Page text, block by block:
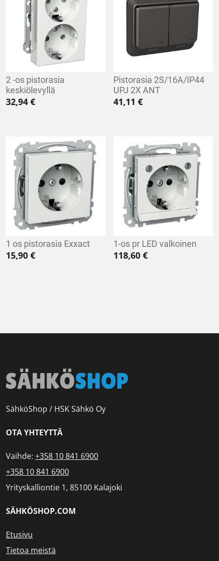
2 -os pistorasia
keskiölevyllä
32,94 €
Pistorasia 2S/16A/IP44
UPJ 2X ANT
41,11€
1 os pistorasia Exxact
15,90 €
1-os pr LED valkoinen
118,60€
SähköShop / HSK Sähkö Oy
OTA YHTEYTTÄ
Vaihde: +358 10 841 6900
+358 10 841 6900
Yrityskalliontie 1, 85100 Kalajoki
SÄHKÖSHOP.COM
Etusivu
Tietoa meistä